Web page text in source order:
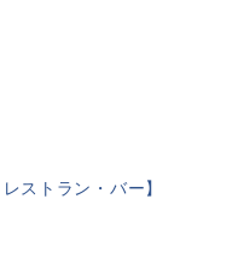
ストラン・バー】